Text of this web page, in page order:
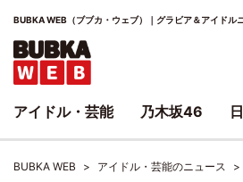
BUBKA WEB（ブブカ・ウェブ）｜グラビア＆アイドル
BUBKA WEB アイドル・芸能のニュース
アイドル・芸能 乃木坂46